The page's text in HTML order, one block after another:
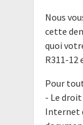
Nous
cette
quoi
R311-12
Pour
- Le droit
Internet